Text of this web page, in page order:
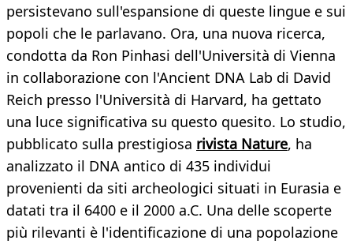
persistevano sull'espansione di queste lingue e sui
popoli che le parlavano. Ora, una nuova ricerca,
condotta da Ron Pinhasi dell'Università di Vienna
in collaborazione con l'Ancient DNA Lab di David
Reich presso l'Università di Harvard, ha gettato
una luce significativa su questo quesito. Lo studio,
pubblicato sulla prestigiosa rivista Nature, ha
analizzato il DNA antico di 435 individui
provenienti da siti archeologici situati in Eurasia e
datati tra il 6400 e il 2000 a.C. Una delle scoperte
più rilevanti è l'identificazione di una popolazione